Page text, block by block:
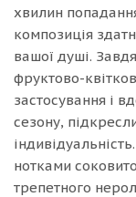
хвилин
композиція
вашої душі.
фруктово-
застосування і
сезону,
нотками
трепетного